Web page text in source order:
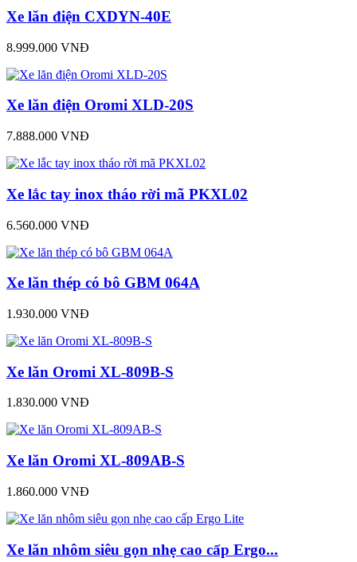
Xe lăn điện CXDYN-40E
8.999.000 VNĐ
Xe lăn điện Oromi XLD-20S
7.888.000 VNĐ
Xe lắc tay inox tháo rời mã PKXL02
6.560.000 VNĐ
Xe lăn thép có bô GBM 064A
1.930.000 VNĐ
Xe lăn Oromi XL-809B-S
1.830.000 VNĐ
Xe lăn Oromi XL-809AB-S
1.860.000 VNĐ
Xe lăn nhôm siêu gọn nhẹ cao cấp Ergo...